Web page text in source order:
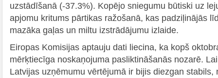
uzstādīšanā (-37.3%). Kopējo sniegumu būtiski uz
apjomu kritums pārtikas ražošanā, kas padziļinājās
mazāka gaļas un miltu izstrādājumu izlaide.
Eiropas Komisijas aptauju dati liecina, ka kopš
mērķtiecīga noskaņojuma pasliktināšanās nozarē.
Latvijas uzņēmumu vērtējumā ir bijis diezgan stabils,